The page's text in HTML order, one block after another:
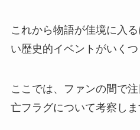
これから物語が佳境に入
い歴史的イベントがいくつ
ここでは、ファンの間で
亡フラグについて考察しま